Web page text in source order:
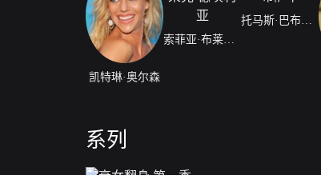
凯特琳·奥尔森
索菲亚·布莱克-德埃利亚
托马斯·巴布萨卡
系列